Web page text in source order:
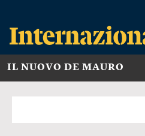
IL NUOVO DE MAURO